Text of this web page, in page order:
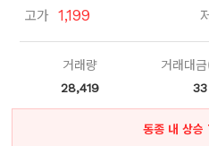
고가 1,199
거래량
28,419
거래대
33
동종 내 상